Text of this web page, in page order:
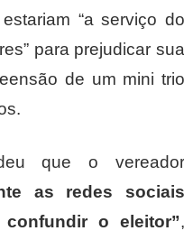
“a serviço do
para prejudicar sua
de um mini trio
que o vereador
as redes sociais
o eleitor”,